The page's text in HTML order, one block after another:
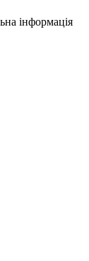
інформація